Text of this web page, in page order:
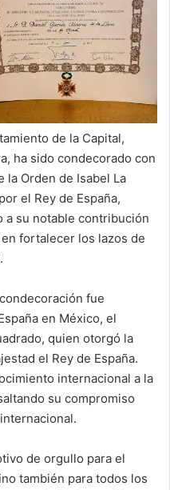
de la Capital,
ha sido condecorado con
la Orden de Isabel La
el Rey de España,
a su notable contribución
fortalecer los lazos de
fue
en México, el
quien otorgó la
el Rey de España.
internacional a la
su compromiso
de orgullo para el
también para todos los